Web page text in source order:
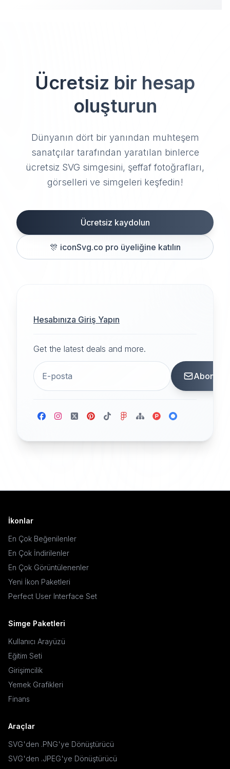
Ücretsiz bir hesap
oluşturun
Dünyanın dört bir yanından muhteşem
sanatçılar tarafından yaratılan binlerce
ücretsiz SVG simgesini, şeffaf fotoğrafları,
görselleri ve simgeleri keşfedin!
Ücretsiz kaydolun
🎊 iconSvg.co pro üyeliğine katılın
Hesabınıza Giriş Yapın
Get the latest deals and more.
Abone
İkonlar
En Çok Beğenilenler
En Çok İndirilenler
En Çok Görüntülenenler
Yeni İkon Paketleri
Perfect User Interface Set
Simge Paketleri
Kullanıcı Arayüzü
Eğitim Seti
Girişimcilik
Yemek Grafikleri
Finans
Araçlar
SVG'den .PNG'ye Dönüştürücü
SVG'den .JPEG'ye Dönüştürücü